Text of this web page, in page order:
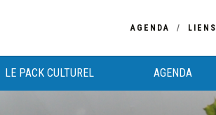
AGENDA LIENS
LE PACK CULTUREL AGENDA